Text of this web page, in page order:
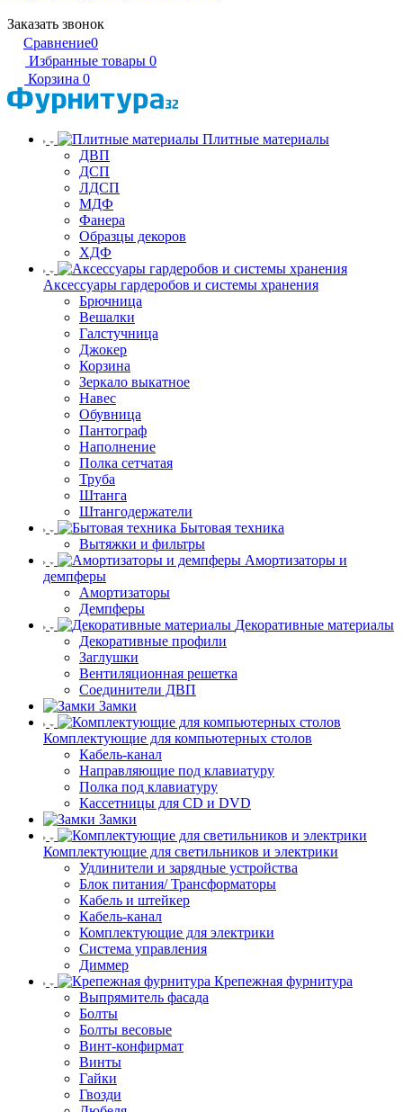
Заказать звонок
Сравнение0
Избранные товары 0
Корзина 0
Плитные материалы
ДВП
ДСП
ЛДСП
МДФ
Фанера
Образцы декоров
ХДФ
Аксессуары гардеробов и системы хранения
Брючница
Вешалки
Галстучница
Джокер
Корзина
Зеркало выкатное
Навес
Обувница
Пантограф
Наполнение
Полка сетчатая
Труба
Штанга
Штангодержатели
Бытовая техника
Вытяжки и фильтры
Амортизаторы и
демпферы
Амортизаторы
Демпферы
Декоративные материалы
Декоративные профили
Заглушки
Вентиляционная решетка
Соединители ДВП
Замки
Комплектующие для компьютерных столов
Кабель-канал
Направляющие под клавиатуру
Полка под клавиатуру
Кассетницы для CD и DVD
Замки
Комплектующие для светильников и электрики
Удлинители и зарядные устройства
Блок питания/ Трансформаторы
Кабель и штейкер
Кабель-канал
Комплектующие для электрики
Система управления
Диммер
Крепежная фурнитура
Выпрямитель фасада
Болты
Болты весовые
Винт-конфирмат
Винты
Гайки
Гвозди